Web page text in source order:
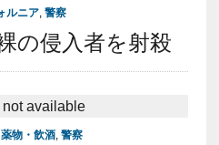
ルニア, 警察
の侵入者を射殺
薬物・飲酒, 警察